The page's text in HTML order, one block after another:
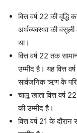
वित्त वर्ष 22 की
अर्थव्यवस्था की
था।
वित्त वर्ष 22 तक
उम्मीद है। यह वित्त
सार्वजनिक ऋण के
चालू खाता वित्त
की उम्मीद है।
वित्त वर्ष 21 के